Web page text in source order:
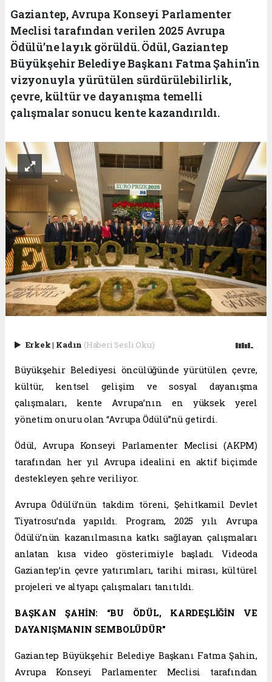
Gaziantep, Avrupa Konseyi Parlamenter
Meclisi tarafından verilen 2025 Avrupa
Ödülü’ne layık görüldü. Ödül, Gaziantep
Büyükşehir Belediye Başkanı Fatma Şahin’in
vizyonuyla yürütülen sürdürülebilirlik,
çevre, kültür ve dayanışma temelli
çalışmalar sonucu kente kazandırıldı.
Erkek| Kadın (Haberi Sesli Oku)
Büyükşehir Belediyesi öncülüğünde yürütülen çevre,
kültür, kentsel gelişim ve sosyal dayanışma
çalışmaları, kente Avrupa’nın en yüksek yerel
yönetim onuru olan “Avrupa Ödülü”nü getirdi.
Ödül, Avrupa Konseyi Parlamenter Meclisi (AKPM)
tarafından her yıl Avrupa idealini en aktif biçimde
destekleyen şehre veriliyor.
Avrupa Ödülü’nün takdim töreni, Şehitkamil Devlet
Tiyatrosu’nda yapıldı. Program, 2025 yılı Avrupa
Ödülü’nün kazanılmasına katkı sağlayan çalışmaları
anlatan kısa video gösterimiyle başladı. Videoda
Gaziantep’in çevre yatırımları, tarihi mirası, kültürel
projeleri ve altyapı çalışmaları tanıtıldı.
BAŞKAN ŞAHİN: “BU ÖDÜL, KARDEŞLİĞİN VE
DAYANIŞMANIN SEMBOLÜDÜR”
Gaziantep Büyükşehir Belediye Başkanı Fatma Şahin,
Avrupa Konseyi Parlamenter Meclisi tarafından